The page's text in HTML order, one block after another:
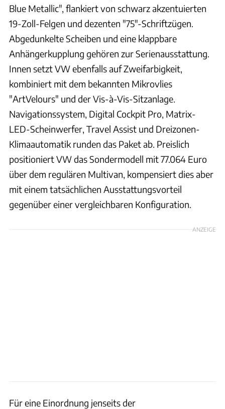
Blue Metallic", flankiert von schwarz akzentuierten
19-Zoll-Felgen und dezenten "75"-Schriftzügen.
Abgedunkelte Scheiben und eine klappbare
Anhängerkupplung gehören zur Serienausstattung.
Innen setzt VW ebenfalls auf Zweifarbigkeit,
kombiniert mit dem bekannten Mikrovlies
"ArtVelours" und der Vis-à-Vis-Sitzanlage.
Navigationssystem, Digital Cockpit Pro, Matrix-
LED-Scheinwerfer, Travel Assist und Dreizonen-
Klimaautomatik runden das Paket ab. Preislich
positioniert VW das Sondermodell mit 77.064 Euro
über dem regulären Multivan, kompensiert dies aber
mit einem tatsächlichen Ausstattungsvorteil
gegenüber einer vergleichbaren Konfiguration.
ANZEIGE
Für eine Einordnung jenseits der